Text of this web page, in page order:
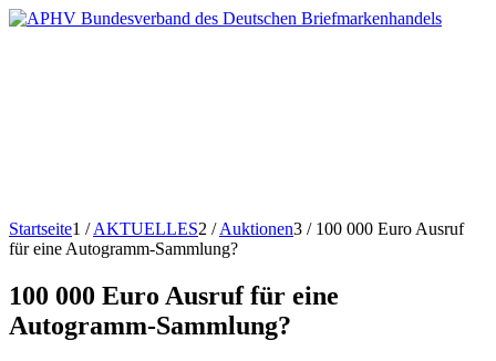
Startseite1 / AKTUELLES2 / Auktionen3 / 100 000 Euro Ausruf
für eine Autogramm-Sammlung?
100 000 Euro Ausruf für eine
Autogramm-Sammlung?